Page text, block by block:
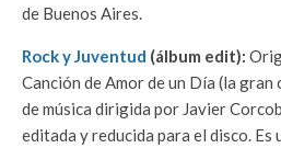
de Buenos Aires.
Rock y Juventud (álbum edit):
Canción de Amor de un Día (la
de música dirigida por Javier
editada y reducida para el disco.